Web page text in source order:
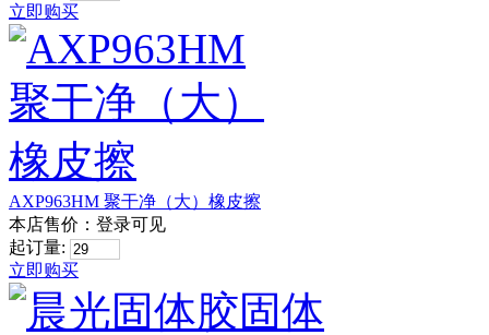
立即购买
AXP963HM 聚干净（大）橡皮擦
本店售价： 登录可见
起订量:
立即购买